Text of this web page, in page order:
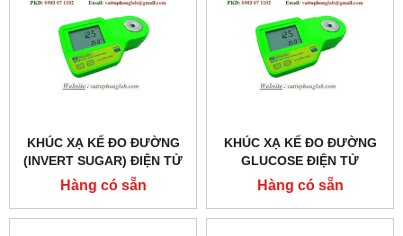
KHÚC XẠ KẾ ĐO ĐƯỜNG
(INVERT SUGAR) ĐIỆN TỬ
MODEL:MA881
Hàng có sẵn
KHÚC XẠ KẾ ĐO ĐƯỜNG
GLUCOSE ĐIỆN TỬ
MODEL:MA873
Hàng có sẵn